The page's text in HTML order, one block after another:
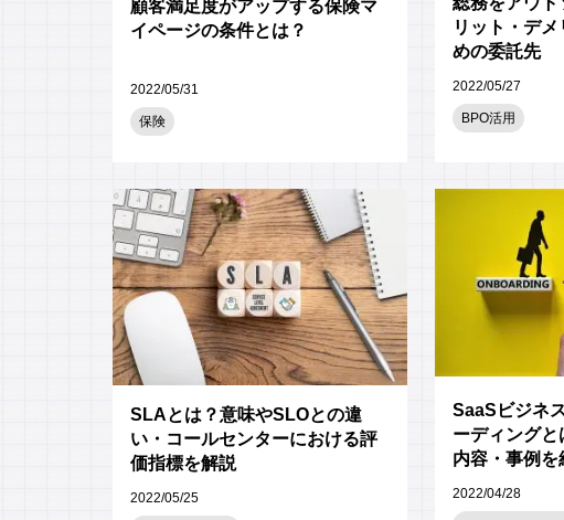
顧客満足度がアップする保険マ
イページの条件とは？
2022/05/31
保険
リット・デ
めの委託先
2022/05/27
BPO活用
SLAとは？意味やSLOとの違
い・コールセンターにおける評
価指標を解説
2022/05/25
SaaSビジネ
ーディング
内容・事例を
2022/04/28